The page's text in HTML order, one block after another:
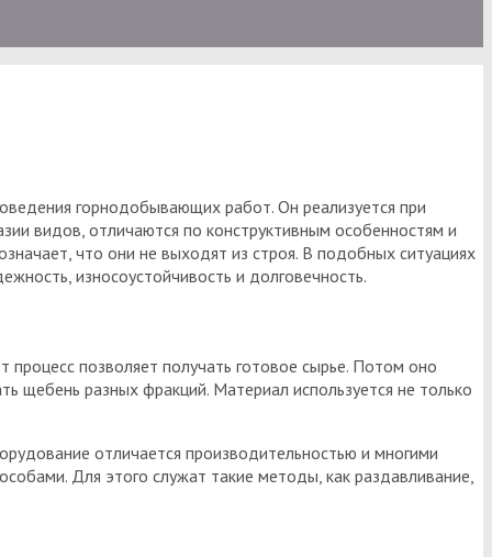
горнодобывающих работ. Он реализуется при
видов, отличаются по конструктивным особенностям и
что они не выходят из строя. В подобных ситуациях
износоустойчивость и долговечность.
позволяет получать готовое сырье. Потом оно
щебень разных фракций. Материал используется не только
отличается производительностью и многими
Для этого служат такие методы, как раздавливание,